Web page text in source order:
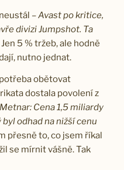
–Avast po kritice,
divizi Jumpshot. Ta
Jen 5 % tržeb, ale hodně
nutno jednat.
potřeba obětovat
dostala povolení z
Metnar: Cena 1,5 miliardy
odhad na nižší cenu
přesně to, co jsem říkal
se mírnit vášně. Tak